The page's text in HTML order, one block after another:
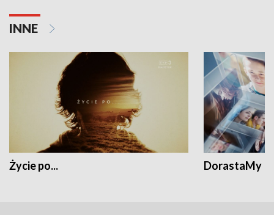
INNE
Życie po... DorastaMy